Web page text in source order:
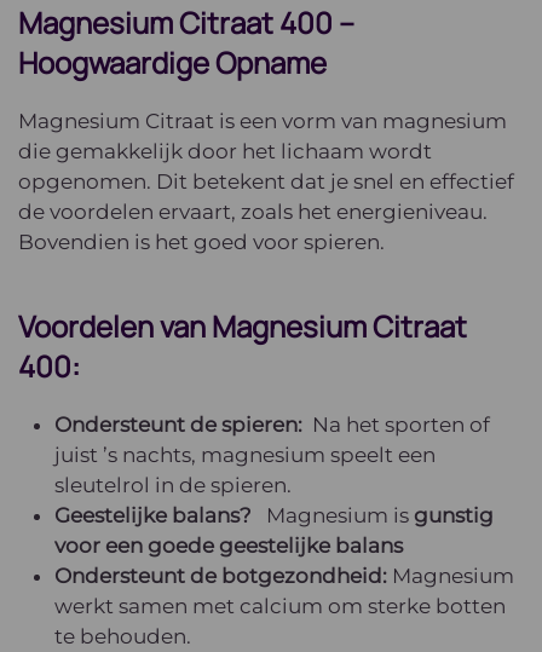
Magnesium Citraat 400 –
Hoogwaardige Opname
Magnesium Citraat is een vorm van magnesium
die gemakkelijk door het lichaam wordt
opgenomen. Dit betekent dat je snel en effectief
de voordelen ervaart, zoals het energieniveau.
Bovendien is het goed voor spieren.
Voordelen van Magnesium Citraat
400:
Ondersteunt de spieren: Na het sporten of
juist ’s nachts, magnesium speelt een
sleutelrol in de spieren.
Geestelijke balans?
Magnesium is gunstig
voor een goede geestelijke balans
Ondersteunt de botgezondheid: Magnesium
werkt samen met calcium om sterke botten
te behouden.